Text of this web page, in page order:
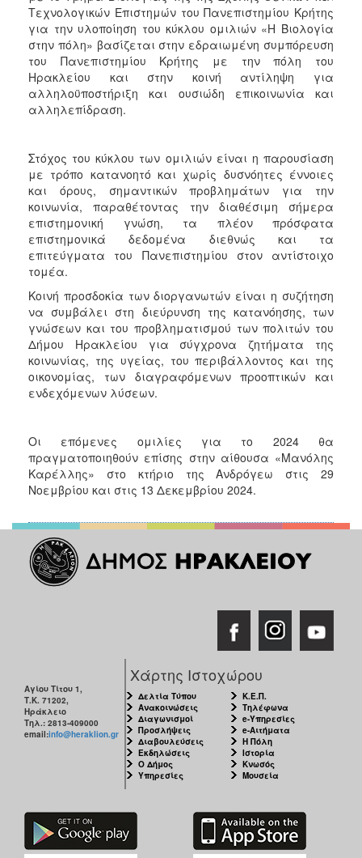
Τεχνολογικών Επιστημών του Πανεπιστημίου Κρήτης
για την υλοποίηση του κύκλου ομιλιών «Η Βιολογία
στην πόλη» βασίζεται στην εδραιωμένη συμπόρευση
του Πανεπιστημίου Κρήτης με την πόλη του
Ηρακλείου και στην κοινή αντίληψη για
αλληλοϋποστήριξη και ουσιώδη επικοινωνία και
αλληλεπίδραση.
Στόχος του κύκλου των ομιλιών είναι η παρουσίαση
με τρόπο κατανοητό και χωρίς δυσνόητες έννοιες
και όρους, σημαντικών προβλημάτων για την
κοινωνία, παραθέτοντας την διαθέσιμη σήμερα
επιστημονική γνώση, τα πλέον πρόσφατα
επιστημονικά δεδομένα διεθνώς και τα
επιτεύγματα του Πανεπιστημίου στον αντίστοιχο
τομέα.
Κοινή προσδοκία των διοργανωτών είναι η συζήτηση
να συμβάλει στη διεύρυνση της κατανόησης, των
γνώσεων και του προβληματισμού των πολιτών του
Δήμου Ηρακλείου για σύγχρονα ζητήματα της
κοινωνίας, της υγείας, του περιβάλλοντος και της
οικονομίας, των διαγραφόμενων προοπτικών και
ενδεχόμενων λύσεων.
Οι επόμενες ομιλίες για το 2024 θα
πραγματοποιηθούν επίσης στην αίθουσα «Μανόλης
Καρέλλης» στο κτήριο της Ανδρόγεω στις 29
Νοεμβρίου και στις 13 Δεκεμβρίου 2024.
Αγίου Τίτου 1,
Τ.Κ. 71202,
Ηράκλειο
Τηλ.: 2813-409000
email:info@heraklion.gr
Χάρτης Ιστοχώρου
Δελτία Τύπου
Ανακοινώσεις
Διαγωνισμοί
Προσλήψεις
Διαβουλεύσεις
Εκδηλώσεις
Ο Δήμος
Υπηρεσίες
Κ.Ε.Π.
Τηλέφωνα
e-Υπηρεσίες
e-Αιτήματα
Η Πόλη
Ιστορία
Κνωσός
Μουσεία